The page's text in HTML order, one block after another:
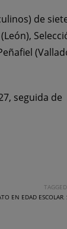
de
seguida de
EN EDAD ESCOLAR